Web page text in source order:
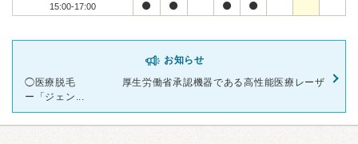
15:00-17:00
お知らせ
◯医療脱毛 厚生労働省承認機器である高性能医療レーザ
ー「ジェン...